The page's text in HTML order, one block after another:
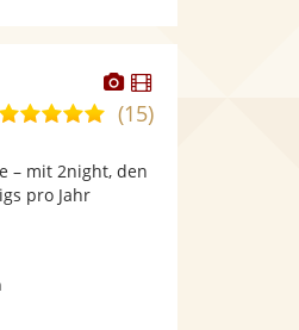
Dieser
Künstler
stellt
Fotos
bereit.
Dieser
Künstler
5,0
5
(15)
– mit 2night, den
pro Jahr